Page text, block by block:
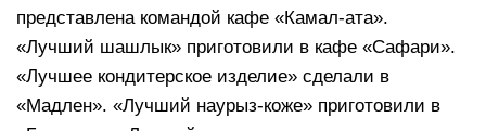
представлена командой кафе «Камал-ата».
«Лучший шашлык» приготовили в кафе «Сафари».
«Лучшее кондитерское изделие» сделали в
«Мадлен». «Лучший наурыз-коже» приготовили в